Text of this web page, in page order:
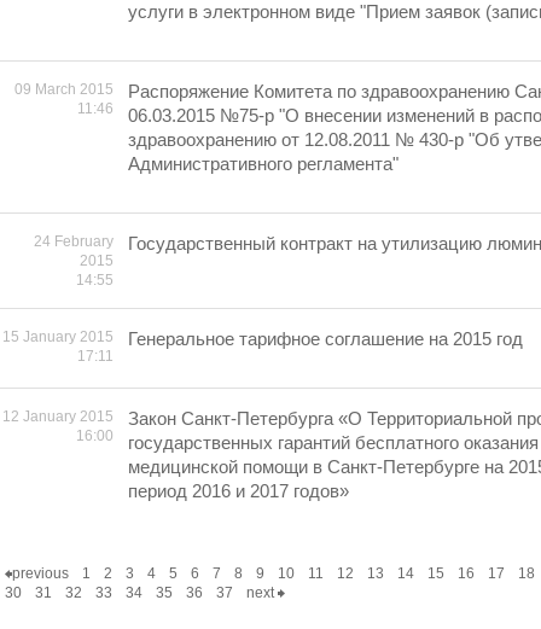
услуги в электронном виде "Прием заявок
09 March 2015
11:46
Распоряжение Комитета по здравоохранению
06.03.2015 №75-р "О внесении изменений в
здравоохранению от 12.08.2011 № 430-р "Об
Административного регламента"
24 February
2015
14:55
Государственный контракт на утилизацию
15 January 2015
17:11
Генеральное тарифное соглашение на 2015 год
12 January 2015
16:00
Закон Санкт-Петербурга «О Территориальной
государственных гарантий бесплатного
медицинской помощи в Санкт-Петербурге на
период 2016 и 2017 годов»
previous 1 2 3 4 5 6 7 8 9 10 11 12 13 14 15 16 17
18
30
31 32 33 34 35 36 37 next